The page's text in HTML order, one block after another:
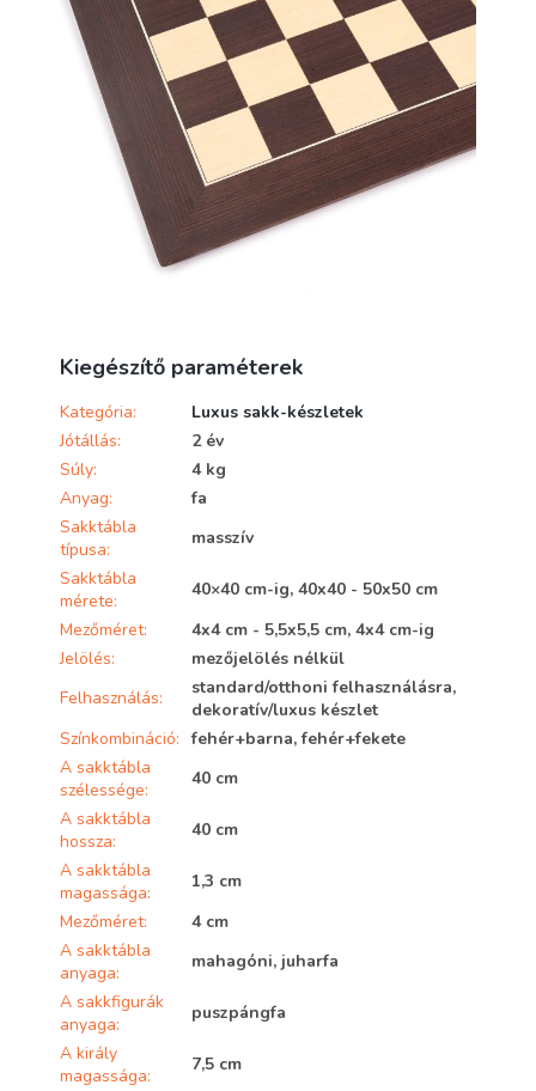
Kiegészítő paraméterek
Kategória:
Luxus sakk-készletek
Jótállás:
2 év
Súly:
4 kg
Anyag:
fa
Sakktábla
típusa:
masszív
Sakktábla
mérete:
40×40 cm-ig, 40x40 - 50x50 cm
Mezőméret:
4x4 cm - 5,5x5,5 cm, 4x4 cm-ig
Jelölés:
mezőjelölés nélkül
Felhasználás:
standard/otthoni felhasználásra,
dekoratív/luxus készlet
Színkombináció: fehér+barna, fehér+fekete
A sakktábla
szélessége:
40 cm
A sakktábla
hossza:
40 cm
A sakktábla
magassága:
1,3 cm
Mezőméret:
4 cm
A sakktábla
anyaga:
mahagóni, juharfa
A sakkfigurák
anyaga:
puszpángfa
A király
magassága:
7,5 cm